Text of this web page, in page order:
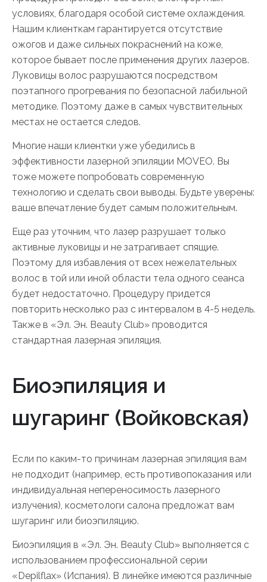
условиях, благодаря особой системе охлаждения.
Нашим клиенткам гарантируется отсутствие
ожогов и даже сильных покраснений на коже,
которое бывает после применения других лазеров.
Луковицы волос разрушаются посредством
поэтапного прогревания по безопасной лабильной
методике. Поэтому даже в самых чувствительных
местах не остается следов.
Многие наши клиентки уже убедились в
эффективности лазерной эпиляции MOVEO. Вы
тоже можете попробовать современную
технологию и сделать свои выводы. Будьте уверены:
ваше впечатление будет самым положительным.
Еще раз уточним, что лазер разрушает только
активные луковицы и не затрагивает спящие.
Поэтому для избавления от всех нежелательных
волос в той или иной области тела одного сеанса
будет недостаточно. Процедуру придется
повторить несколько раз с интервалом в 4-5 недель.
Также в «Эл. Эн. Beauty Club» проводится
стандартная лазерная эпиляция.
Биоэпиляция и
шугаринг (Войковская)
Если по каким-то причинам лазерная эпиляция вам
не подходит (например, есть противопоказания или
индивидуальная непереносимость лазерного
излучения), косметологи салона предложат вам
шугаринг или биоэпиляцию.
Биоэпиляция в «Эл. Эн. Beauty Club» выполняется с
использованием профессиональной серии
«Depilflax» (Испания). В линейке имеются различные